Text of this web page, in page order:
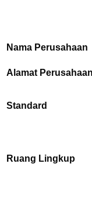
Nama Perusahaan
Alamat Perusahaan
Standard
Ruang Lingkup